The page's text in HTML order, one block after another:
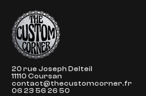
The Custom Corner
20 rue Joseph Delteil
11110 Coursan
contact@thecustomcorner.fr
06 23 56 26 50